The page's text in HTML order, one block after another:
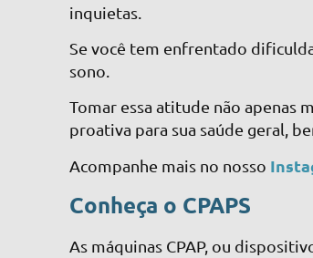
inquietas.
Se você tem enfrentado
sono.
Tomar essa atitude não apenas
proativa para sua saúde geral,
Acompanhe mais no nosso
Conheça o CPAPS
As máquinas CPAP, ou